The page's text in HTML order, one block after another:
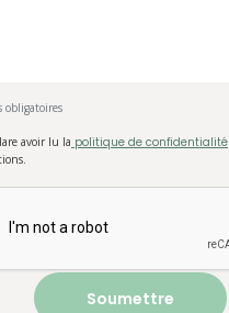
obligatoires
avoir lu la politique de confidentialité